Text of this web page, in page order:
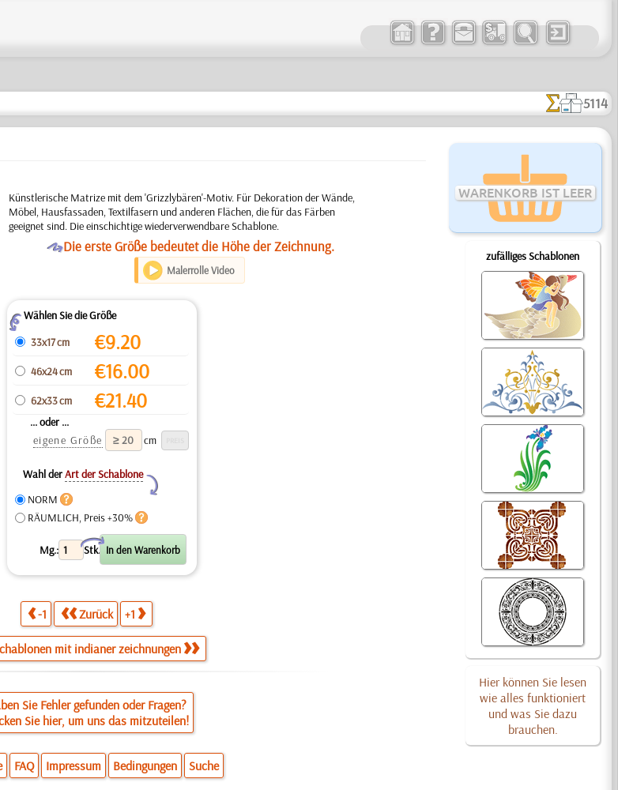
5114
WARENKORB IST LEER
zufälliges Schablonen
Hier können Sie lesen
wie alles funktioniert
und was Sie dazu
brauchen.
Künstlerische Matrize mit dem 'Grizzlybären'-Motiv. Für Dekoration der Wände,
Möbel, Hausfassaden, Textilfasern und anderen Flächen, die für das Färben
geeignet sind. Die einschichtige wiederverwendbare Schablone.
ODie erste Größe bedeutet die Höhe der Zeichnung.
Malerrolle Video
ZWählen Sie die Größe
33x17 cm
€9.20
46x24 cm €16.00
62x33 cm €21.40
... oder ...
eigene Größe
cm
Wahl derArt der Schablone
Y
NORM
RÄUMLICH, Preis +30%
Mg.: Stk.
X
-1 Zurück +1
mit indianer zeichnungen
Sie Fehler gefunden oder Fragen?
Sie hier, um uns das mitzuteilen!
FAQ Impressum Bedingungen Suche